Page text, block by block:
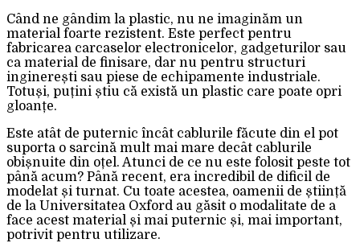
Când ne gândim la plastic, nu ne imaginăm un
material foarte rezistent. Este perfect pentru
fabricarea carcaselor electronicelor, gadgeturilor sau
ca material de finisare, dar nu pentru structuri
inginerești sau piese de echipamente industriale.
Totuși, puțini știu că există un plastic care poate opri
gloanțe.
Este atât de puternic încât cablurile făcute din el pot
suporta o sarcină mult mai mare decât cablurile
obișnuite din oțel. Atunci de ce nu este folosit peste tot
până acum? Până recent, era incredibil de dificil de
modelat și turnat. Cu toate acestea, oamenii de știință
de la Universitatea Oxford au găsit o modalitate de a
face acest material și mai puternic și, mai important,
potrivit pentru utilizare.